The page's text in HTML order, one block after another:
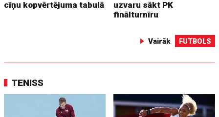
cīņu kopvērtējuma tabulā
uzvaru sākt PK
finālturnīru
Vairāk FUTBOLS
TENISS